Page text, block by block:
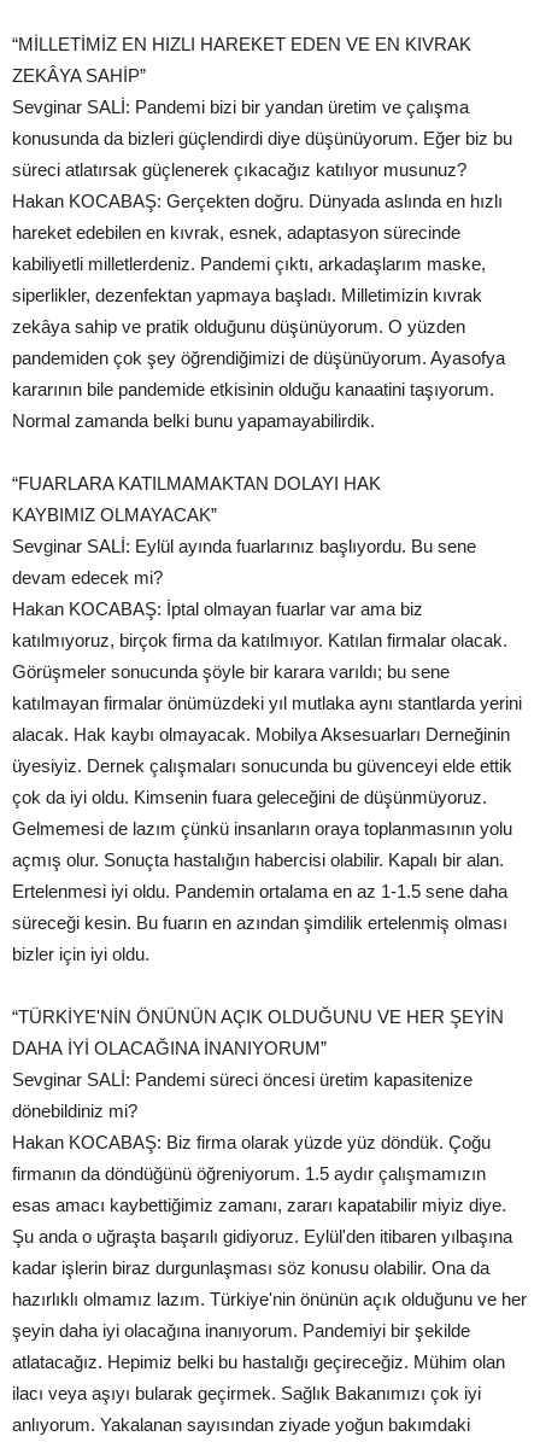
“MİLLETİMİZ EN HIZLI HAREKET EDEN VE EN KIVRAK
ZEKÂYA SAHİP”
Sevginar SALİ: Pandemi bizi bir yandan üretim ve çalışma
konusunda da bizleri güçlendirdi diye düşünüyorum. Eğer biz bu
süreci atlatırsak güçlenerek çıkacağız katılıyor musunuz?
Hakan KOCABAŞ: Gerçekten doğru. Dünyada aslında en hızlı
hareket edebilen en kıvrak, esnek, adaptasyon sürecinde
kabiliyetli milletlerdeniz. Pandemi çıktı, arkadaşlarım maske,
siperlikler, dezenfektan yapmaya başladı. Milletimizin kıvrak
zekâya sahip ve pratik olduğunu düşünüyorum. O yüzden
pandemiden çok şey öğrendiğimizi de düşünüyorum. Ayasofya
kararının bile pandemide etkisinin olduğu kanaatini taşıyorum.
Normal zamanda belki bunu yapamayabilirdik.
“FUARLARA KATILMAMAKTAN DOLAYI HAK
KAYBIMIZ OLMAYACAK”
Sevginar SALİ: Eylül ayında fuarlarınız başlıyordu. Bu sene
devam edecek mi?
Hakan KOCABAŞ: İptal olmayan fuarlar var ama biz
katılmıyoruz, birçok firma da katılmıyor. Katılan firmalar olacak.
Görüşmeler sonucunda şöyle bir karara varıldı; bu sene
katılmayan firmalar önümüzdeki yıl mutlaka aynı stantlarda yerini
alacak. Hak kaybı olmayacak. Mobilya Aksesuarları Derneğinin
üyesiyiz. Dernek çalışmaları sonucunda bu güvenceyi elde ettik
çok da iyi oldu. Kimsenin fuara geleceğini de düşünmüyoruz.
Gelmemesi de lazım çünkü insanların oraya toplanmasının yolu
açmış olur. Sonuçta hastalığın habercisi olabilir. Kapalı bir alan.
Ertelenmesi iyi oldu. Pandemin ortalama en az 1-1.5 sene daha
süreceği kesin. Bu fuarın en azından şimdilik ertelenmiş olması
bizler için iyi oldu.
“TÜRKİYE'NİN ÖNÜNÜN AÇIK OLDUĞUNU VE HER ŞEYİN
DAHA İYİ OLACAĞINA İNANIYORUM”
Sevginar SALİ: Pandemi süreci öncesi üretim kapasitenize
dönebildiniz mi?
Hakan KOCABAŞ: Biz firma olarak yüzde yüz döndük. Çoğu
firmanın da döndüğünü öğreniyorum. 1.5 aydır çalışmamızın
esas amacı kaybettiğimiz zamanı, zararı kapatabilir miyiz diye.
Şu anda o uğraşta başarılı gidiyoruz. Eylül'den itibaren yılbaşına
kadar işlerin biraz durgunlaşması söz konusu olabilir. Ona da
hazırlıklı olmamız lazım. Türkiye'nin önünün açık olduğunu ve her
şeyin daha iyi olacağına inanıyorum. Pandemiyi bir şekilde
atlatacağız. Hepimiz belki bu hastalığı geçireceğiz. Mühim olan
ilacı veya aşıyı bularak geçirmek. Sağlık Bakanımızı çok iyi
anlıyorum. Yakalanan sayısından ziyade yoğun bakımdaki